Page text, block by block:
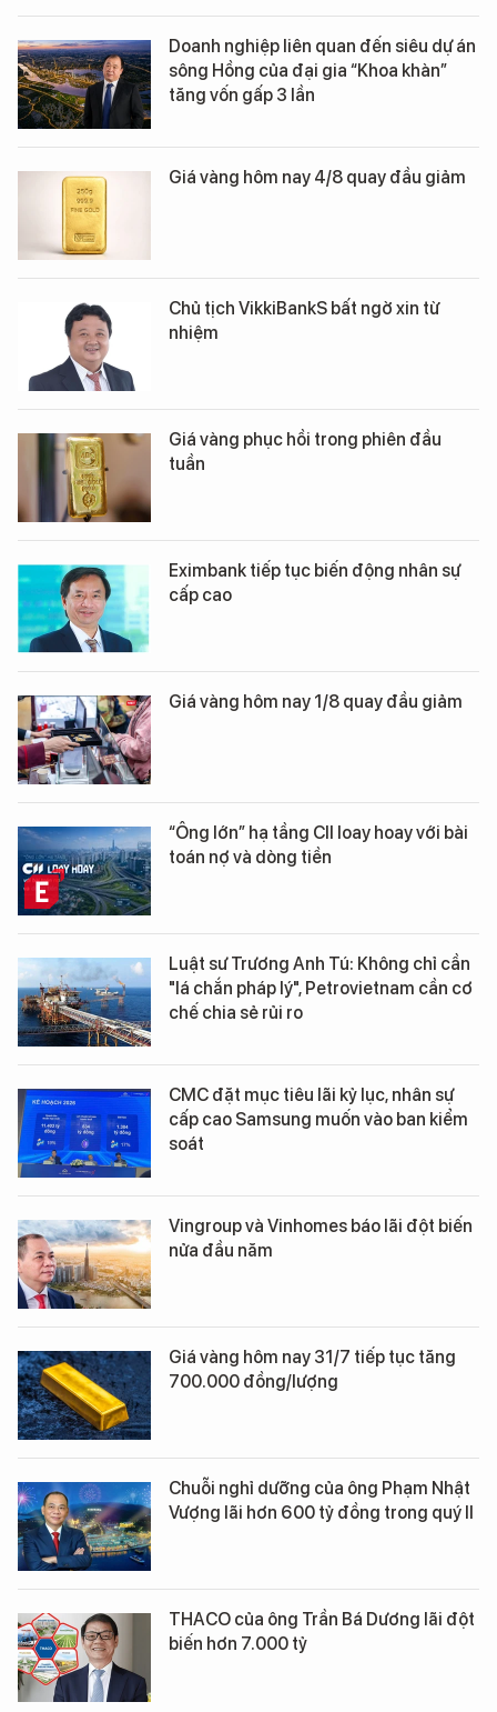
Doanh nghiệp liên quan đến siêu dự án
sông Hồng của đại gia “Khoa khàn”
tăng vốn gấp 3 lần
Giá vàng hôm nay 4/8 quay đầu giảm
Chủ tịch VikkiBankS bất ngờ xin từ
nhiệm
Giá vàng phục hồi trong phiên đầu
tuần
Eximbank tiếp tục biến động nhân sự
cấp cao
Giá vàng hôm nay 1/8 quay đầu giảm
“Ông lớn” hạ tầng CII loay hoay với bài
toán nợ và dòng tiền
Luật sư Trương Anh Tú: Không chỉ cần
"lá chắn pháp lý", Petrovietnam cần cơ
chế chia sẻ rủi ro
CMC đặt mục tiêu lãi kỷ lục, nhân sự
cấp cao Samsung muốn vào ban kiểm
soát
Vingroup và Vinhomes báo lãi đột biến
nửa đầu năm
Giá vàng hôm nay 31/7 tiếp tục tăng
700.000 đồng/lượng
Chuỗi nghỉ dưỡng của ông Phạm Nhật
Vượng lãi hơn 600 tỷ đồng trong quý II
THACO của ông Trần Bá Dương lãi đột
biến hơn 7.000 tỷ